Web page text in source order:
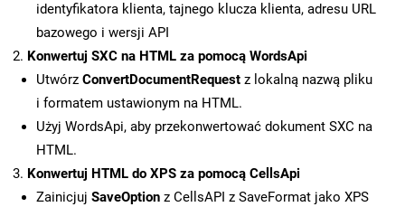
identyfikatora klienta, tajnego klucza klienta, adresu URL
bazowego i wersji API
Konwertuj SXC na HTML za pomocą WordsApi
Utwórz ConvertDocumentRequest z lokalną nazwą pliku
i formatem ustawionym na HTML.
Użyj WordsApi, aby przekonwertować dokument SXC na
HTML.
Konwertuj HTML do XPS za pomocą CellsApi
Zainicjuj SaveOption z CellsAPI z SaveFormat jako XPS